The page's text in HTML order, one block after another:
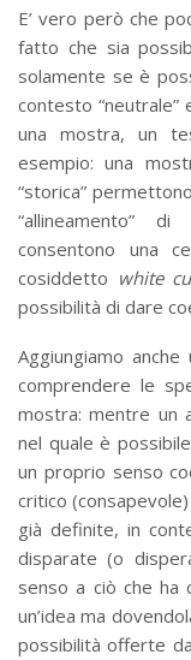
E’ vero però che
fatto che sia
solamente se è
contesto “neutrale”
una mostra, un
esempio: una
“storica”
“allineamento”
consentono una
cosiddetto white
possibilità di dare
Aggiungiamo
comprendere le
mostra: mentre un
nel quale è
un proprio senso
critico
già definite, in
disparate (o
senso a ciò che ha
un’idea ma
possibilità offerte